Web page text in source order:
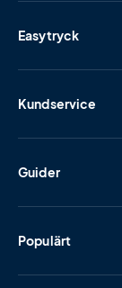
Easytryck
Kundservice
Guider
Populärt